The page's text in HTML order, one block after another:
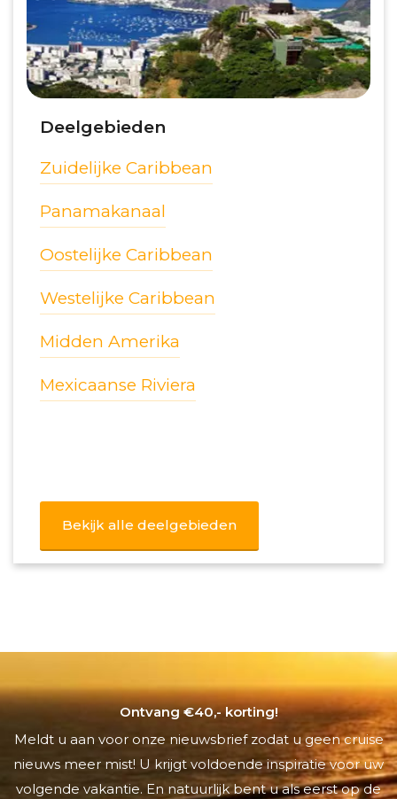
Deelgebieden
Zuidelijke Caribbean
Panamakanaal
Oostelijke Caribbean
Westelijke Caribbean
Midden Amerika
Mexicaanse Riviera
Bekijk alle deelgebieden
Ontvang €40,- korting!
Meldt u aan voor onze nieuwsbrief zodat u geen cruise
nieuws meer mist! U krijgt voldoende inspiratie voor uw
volgende vakantie. En natuurlijk bent u als eerst op de